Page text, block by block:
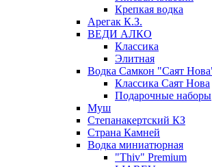
Крепкая водка
Арегак К.З.
ВЕДИ АЛКО
Классика
Элитная
Водка Самкон "Саят
Классика Саят Нова
Подарочные наборы
Муш
Степанакертский КЗ
Страна Камней
Водка миниатюрная
"Thiv" Premium